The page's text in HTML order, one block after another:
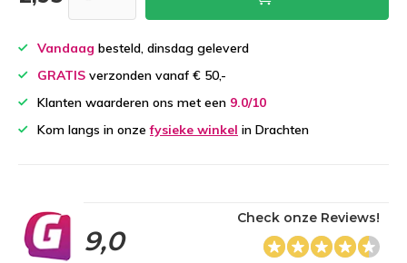
Vandaag besteld, dinsdag geleverd
GRATIS verzonden vanaf € 50,-
Klanten waarderen ons met een 9.0/10
Kom langs in onzefysieke winkel in Drachten
9,0
Check onze Reviews!